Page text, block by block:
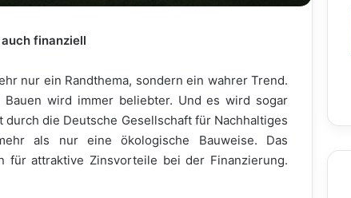
finanziell
nur ein Randthema, sondern ein wahrer Trend.
wird immer beliebter. Und es wird sogar
die Deutsche Gesellschaft für Nachhaltiges
als nur eine ökologische Bauweise. Das
für attraktive Zinsvorteile bei der Finanzierung.